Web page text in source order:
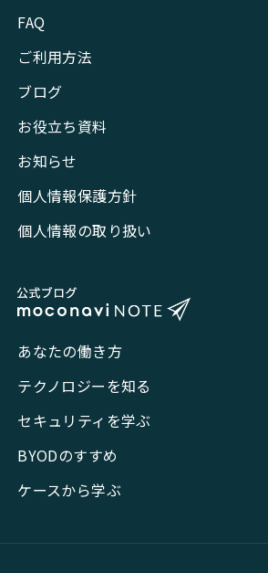
FAQ
ご利用方法
ブログ
お役立ち資料
お知らせ
個人情報保護方針
個人情報の取り扱い
あなたの働き方
テクノロジーを知る
セキュリティを学ぶ
BYODのすすめ
ケースから学ぶ